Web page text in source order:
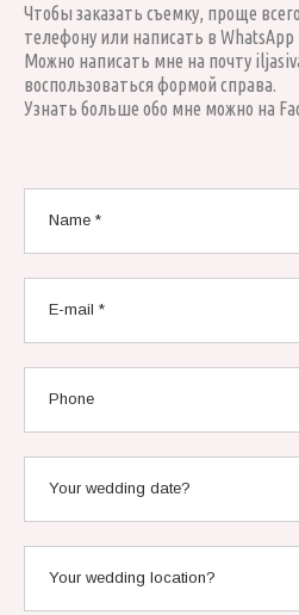
Чтобы заказать съемку, проще
телефону или написать в WhatsApp
Можно написать мне на почту
воспользоваться формой справа.
Узнать больше обо мне можно на
Name *
E-mail *
Phone
Your wedding date?
Your wedding location?